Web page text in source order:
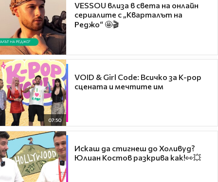
VESSOU влиза в света на онлайн
сериалите с „Кварталът на
Реджо“ 🤩🎬
07:50
VOID & Girl Code: Всичко за K-pop
сцената и мечтите им
Искаш да стигнеш до Холивуд?
Юлиан Костов разкрива как!👀💥